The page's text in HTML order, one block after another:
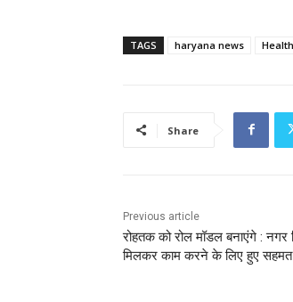
TAGS haryana news
Share
Previous article
रोहतक को रोल मॉडल बनाएंगे :
मिलकर काम करने के लिए हुए सहमत